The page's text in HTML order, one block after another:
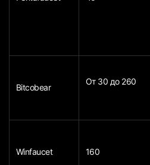
Bitcobear
От 30 до 260
Winfaucet 160